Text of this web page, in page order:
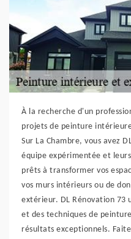
À la recherche d'un
projets de peinture
Sur La Chambre, vous avez
équipe expérimentée et
prêts à transformer vos
vos murs intérieurs ou de
extérieur. DL Rénovation 73
et des techniques de
résultats exceptionnels.